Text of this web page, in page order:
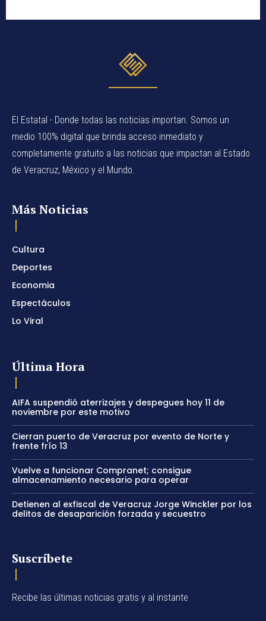
El Estatal - Donde todas las noticias importan. Somos un
medio 100% digital que brinda acceso inmediato y
completamente gratuito a las noticias que impactan al Estado
de Veracruz, México y el Mundo.
Más Noticias
Cultura
Deportes
Economia
Espectáculos
Lo Viral
Última Hora
AIFA suspendió aterrizajes y despegues hoy 11 de
noviembre por este motivo
Cierran puerto de Veracruz por evento de Norte y
frente frío 13
Vuelve a funcionar Compranet; consigue
almacenamiento necesario para operar
Detienen al exfiscal de Veracruz Jorge Winckler por los
delitos de desaparición forzada y secuestro
Suscríbete
Recibe las últimas noticias gratis y al instante